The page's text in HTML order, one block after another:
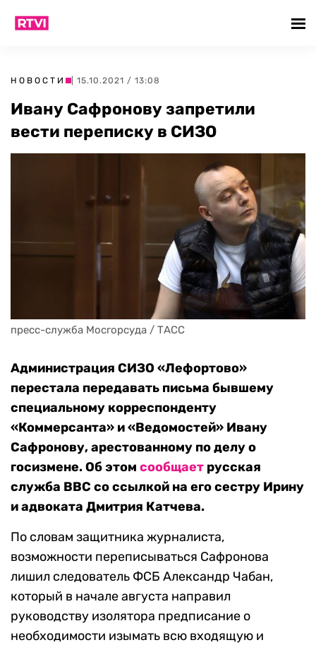
НОВОСТИ | 15.10.2021 / 13:08
Ивану Сафронову запретили
вести переписку в СИЗО
пресс-служба Мосгорсуда / ТАСС
Администрация СИЗО «Лефортово»
перестала передавать письма бывшему
специальному корреспонденту
«Коммерсанта» и «Ведомостей» Ивану
Сафронову, арестованному по делу о
госизмене. Об этом сообщает русская
служба BBC со ссылкой на его сестру Ирину
и адвоката Дмитрия Катчева.
По словам защитника журналиста,
возможности переписываться Сафронова
лишил следователь ФСБ Александр Чабан,
который в начале августа направил
руководству изолятора предписание о
необходимости изымать всю входящую и